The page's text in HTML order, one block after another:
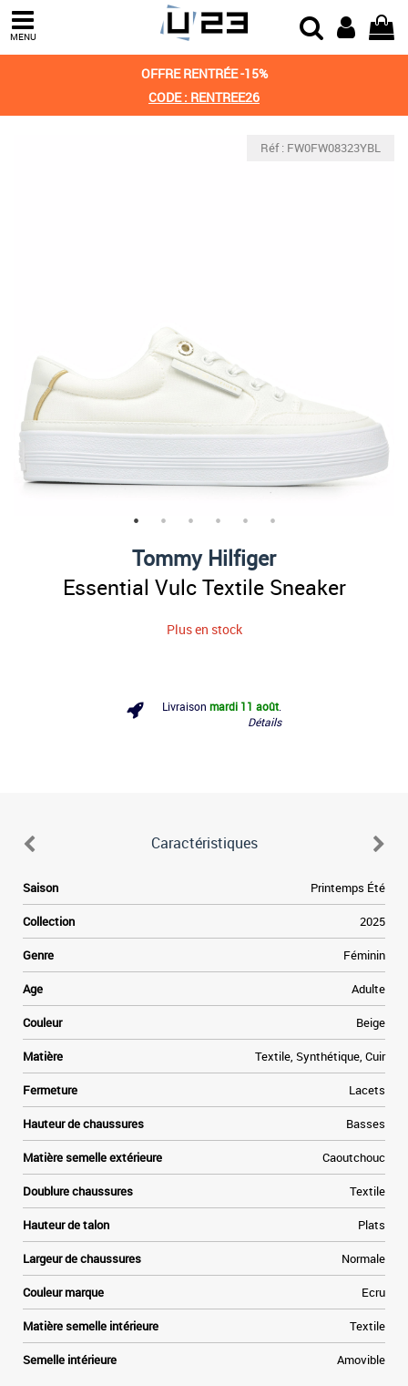
MENU
OFFRE RENTRÉE -15%
CODE : RENTREE26
Réf : FW0FW08323YBL
Tommy Hilfiger
Essential Vulc Textile Sneaker
Plus en stock
Livraison mardi 11 août
Détails
Caractéristiques
Saison Printemps Été
Collection 2025
Genre Féminin
Age Adulte
Couleur Beige
Matière Textile, Synthétique, Cuir
Fermeture Lacets
Hauteur de chaussures Basses
Matière semelle extérieure Caoutchouc
Doublure chaussures Textile
Hauteur de talon Plats
Largeur de chaussures Normale
Couleur marque Ecru
Matière semelle intérieure Textile
Semelle intérieure Amovible